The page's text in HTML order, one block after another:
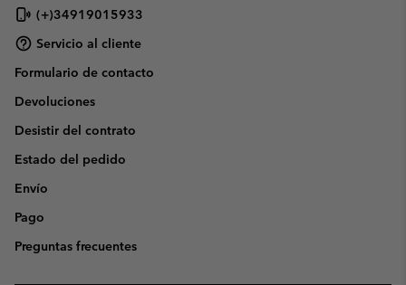
(+)34919015933
Servicio al cliente
Formulario de contacto
Devoluciones
Desistir del contrato
Estado del pedido
Envío
Pago
Preguntas frecuentes